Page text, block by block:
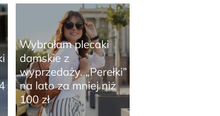
Wybrałam plecaki
damskie z
wyprzedaży. „Perełki”
na lato za mniej niż
100 zł